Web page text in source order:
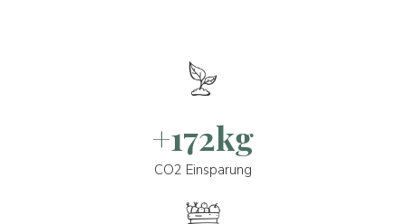
+172kg
CO2 Einsparung